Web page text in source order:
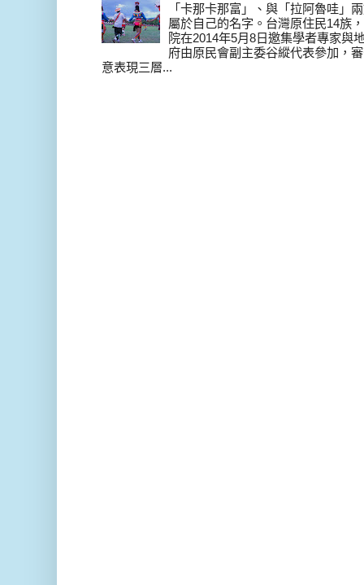
「卡那卡那富」、與「拉阿魯哇」
屬於自己的名字。台灣原住民14族
院在2014年5月8日邀集學者專家與
府由原民會副主委谷縱代表參加，
意表現三層...